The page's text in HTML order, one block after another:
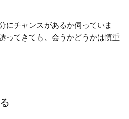
にチャンスがあるか伺っていま
ってきても、会うかどうかは慎重